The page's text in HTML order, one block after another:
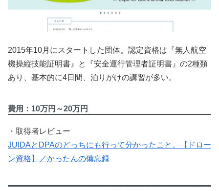
2015年10月にスタートした団体。認定資格は『無人航空
機操縦技能証明書』と『安全運行管理者証明書』の2種類
あり、基本的に4日間、泊りがけの講習が多い。
費用：10万円～20万円
・取得者レビュー
JUIDAとDPAのどっちにも行って分かったこと。【ドロー
ン資格】／かったんの備忘録